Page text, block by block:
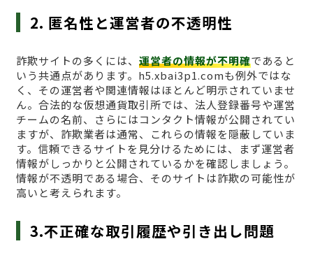
2. 匿名性と運営者の不透明性
詐欺サイトの多くには、 運営者の情報が不明確であると
いう共通点があります。h5.xbai3p1.comも例外ではな
く、その運営者や関連情報はほとんど明示されていませ
ん。合法的な仮想通貨取引所では、法人登録番号や運営
チームの名前、さらにはコンタクト情報が公開されてい
ますが、詐欺業者は通常、これらの情報を隠蔽していま
す。信頼できるサイトを見分けるためには、まず運営者
情報がしっかりと公開されているかを確認しましょう。
情報が不透明である場合、そのサイトは詐欺の可能性が
高いと考えられます。
3.不正確な取引履歴や引き出し問題